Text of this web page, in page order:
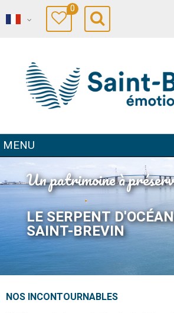
0
MENU
Un patrimoine à
LE SERPENT
SAINT-BREVIN
NOS INCONTOURNABLES